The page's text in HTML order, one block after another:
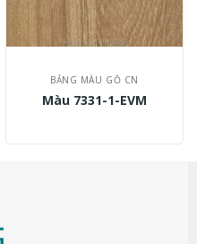
BẢNG MÀU GỖ CN
Màu 7331-1-EVM